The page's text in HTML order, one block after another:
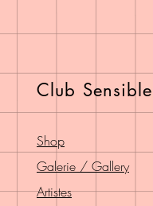
Club Sensible
Shop
Galerie / Gallery
Artistes